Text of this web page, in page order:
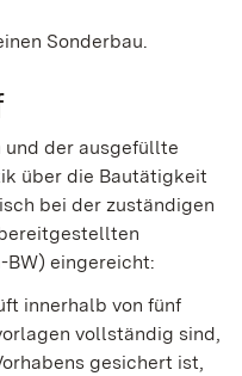
Sonderbau.
und der ausgefüllte
über die Bautätigkeit
bei der zuständigen
BW) eingereicht:
innerhalb von fünf
vollständig sind,
gesichert ist,